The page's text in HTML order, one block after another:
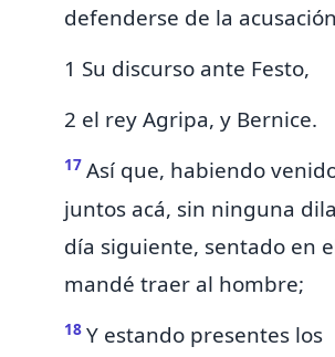
defenderse de la
1 Su discurso ante Festo,
2 el rey Agripa, y Bernice.
17 Así que, habiendo
juntos acá, sin ninguna
día siguiente, sentado en
mandé traer al hombre;
18 Y estando presentes los